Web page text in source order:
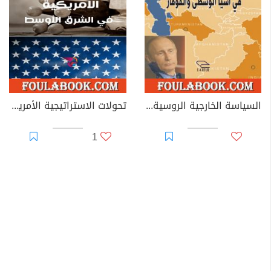
السياسة الخارجية الروسية في آسيا الوسطى والقوقاز
تحولات الاستراتيجية الأمريكية في الشرق الأوسط
1